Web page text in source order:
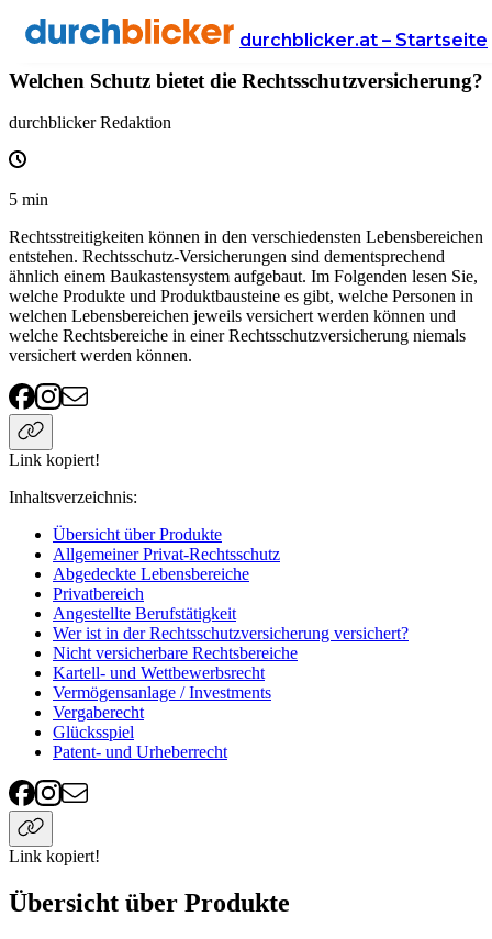
durchblicker.at – Startseite
Wissen Versicherung rechtsschutzversicherung
Welchen Schutz bietet die Rechtsschutzversicherung?
durchblicker Redaktion
5 min
Rechtsstreitigkeiten können in den verschiedensten Lebensbereichen
entstehen. Rechtsschutz-Versicherungen sind dementsprechend
ähnlich einem Baukastensystem aufgebaut. Im Folgenden lesen Sie,
welche Produkte und Produktbausteine es gibt, welche Personen in
welchen Lebensbereichen jeweils versichert werden können und
welche Rechtsbereiche in einer Rechtsschutzversicherung niemals
versichert werden können.
Link kopiert!
Inhaltsverzeichnis:
Übersicht über Produkte
Allgemeiner Privat-Rechtsschutz
Abgedeckte Lebensbereiche
Privatbereich
Angestellte Berufstätigkeit
Wer ist in der Rechtsschutzversicherung versichert?
Nicht versicherbare Rechtsbereiche
Kartell- und Wettbewerbsrecht
Vermögensanlage / Investments
Vergaberecht
Glücksspiel
Patent- und Urheberrecht
Link kopiert!
Übersicht über Produkte